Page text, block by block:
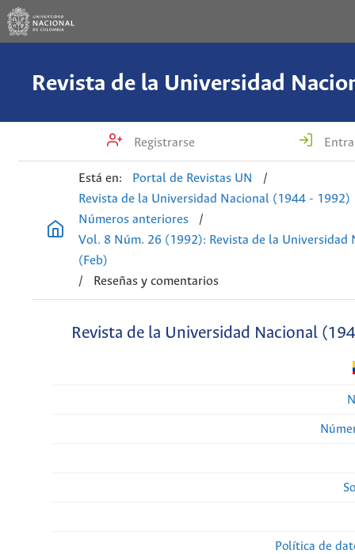
Registrarse
Está en: Portal de Revistas UN
/
Revista de la Universidad Nacional (1944 - 1992)
Números anteriores
/
Vol. 8 Núm. 26 (1992): Revista de la Universidad
(Feb)
/
Reseñas y comentarios
Revista de la Universidad Nacional
Política de